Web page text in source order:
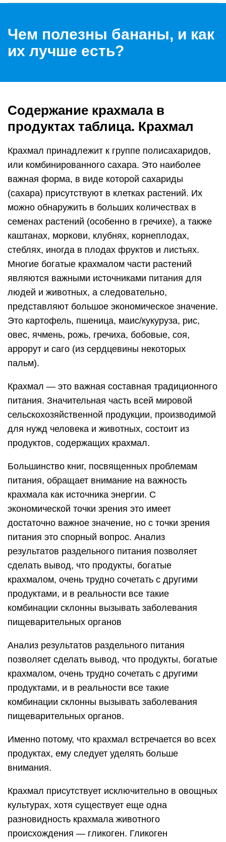
Чем полезны бананы, и как
их лучше есть?
Содержание крахмала в
продуктах таблица. Крахмал
Крахмал принадлежит к группе полисахаридов,
или комбинированного сахара. Это наиболее
важная форма, в виде которой сахариды
(сахара) присутствуют в клетках растений. Их
можно обнаружить в больших количествах в
семенах растений (особенно в гречихе), а также
каштанах, моркови, клубнях, корнеплодах,
стеблях, иногда в плодах фруктов и листьях.
Многие богатые крахмалом части растений
являются важными источниками питания для
людей и животных, а следовательно,
представляют большое экономическое значение.
Это картофель, пшеница, маис/кукуруза, рис,
овес, ячмень, рожь, гречиха, бобовые, соя,
аррорут и саго (из сердцевины некоторых
пальм).
Крахмал — это важная составная традиционного
питания. Значительная часть всей мировой
сельскохозяйственной продукции, производимой
для нужд человека и животных, состоит из
продуктов, содержащих крахмал.
Большинство книг, посвященных проблемам
питания, обращает внимание на важность
крахмала как источника энергии. С
экономической точки зрения это имеет
достаточно важное значение, но с точки зрения
питания это спорный вопрос. Анализ
результатов раздельного питания позволяет
сделать вывод, что продукты, богатые
крахмалом, очень трудно сочетать с другими
продуктами, и в реальности все такие
комбинации склонны вызывать заболевания
пищеварительных органов
Анализ результатов раздельного питания
позволяет сделать вывод, что продукты, богатые
крахмалом, очень трудно сочетать с другими
продуктами, и в реальности все такие
комбинации склонны вызывать заболевания
пищеварительных органов.
Именно потому, что крахмал встречается во всех
продуктах, ему следует уделять больше
внимания.
Крахмал присутствует исключительно в овощных
культурах, хотя существует еще одна
разновидность крахмала животного
происхождения — гликоген. Гликоген